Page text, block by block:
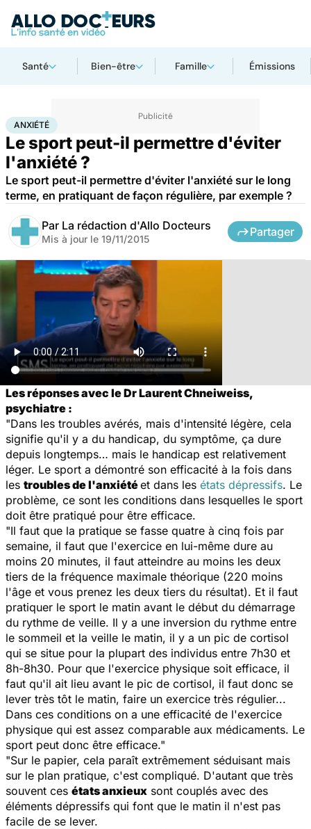
Santé Bien-être Famille Émissions
AccueilBien-être
ANXIÉTÉ
Le sport peut-il permettre d'éviter
l'anxiété ?
Le sport peut-il permettre d'éviter l'anxiété sur le long
terme, en pratiquant de façon régulière, par exemple ?
Par La rédaction d'Allo Docteurs
Mis à jour le 19/11/2015
Partager
Les réponses avec le Dr Laurent Chneiweiss,
psychiatre :
"Dans les troubles avérés, mais d'intensité légère, cela
signifie qu'il y a du handicap, du symptôme, ça dure
depuis longtemps… mais le handicap est relativement
léger. Le sport a démontré son efficacité à la fois dans
les troubles de l'anxiétéet dans les états dépressifs. Le
problème, ce sont les conditions dans lesquelles le sport
doit être pratiqué pour être efficace.
"Il faut que la pratique se fasse quatre à cinq fois par
semaine, il faut que l'exercice en lui-même dure au
moins 20 minutes, il faut atteindre au moins les deux
tiers de la fréquence maximale théorique (220 moins
l'âge et vous prenez les deux tiers du résultat). Et il faut
pratiquer le sport le matin avant le début du démarrage
du rythme de veille. Il y a une inversion du rythme entre
le sommeil et la veille le matin, il y a un pic de cortisol
qui se situe pour la plupart des individus entre 7h30 et
8h-8h30. Pour que l'exercice physique soit efficace, il
faut qu'il ait lieu avant le pic de cortisol, il faut donc se
lever très tôt le matin, faire un exercice très régulier...
Dans ces conditions on a une efficacité de l'exercice
physique qui est assez comparable aux médicaments. Le
sport peut donc être efficace."
"Sur le papier, cela paraît extrêmement séduisant mais
sur le plan pratique, c'est compliqué. D'autant que très
souvent ces états anxieux sont couplés avec des
éléments dépressifs qui font que le matin il n'est pas
facile de se lever.